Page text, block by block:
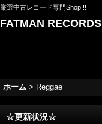
厳選中古レコード専門Shop !!
FATMAN RECORDS
ホーム > Reggae
☆更新状況☆